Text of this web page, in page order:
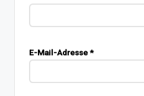
E-Mail-Adresse*